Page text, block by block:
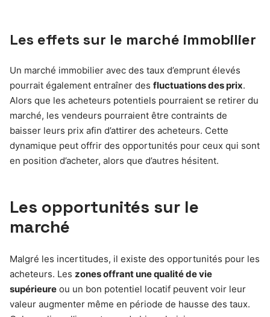
Les effets sur le marché immobilier
Un marché immobilier avec des taux d’emprunt élevés
pourrait également entraîner des fluctuations des prix.
Alors que les acheteurs potentiels pourraient se retirer du
marché, les vendeurs pourraient être contraints de
baisser leurs prix afin d’attirer des acheteurs. Cette
dynamique peut offrir des opportunités pour ceux qui sont
en position d’acheter, alors que d’autres hésitent.
Les opportunités sur le
marché
Malgré les incertitudes, il existe des opportunités pour les
acheteurs. Les zones offrant une qualité de vie
supérieure ou un bon potentiel locatif peuvent voir leur
valeur augmenter même en période de hausse des taux.